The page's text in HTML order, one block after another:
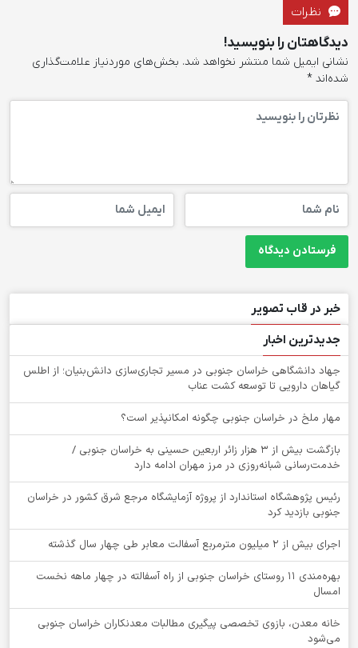
نظرات
دیدگاهتان را بنویسید!
نشانی ایمیل شما منتشر نخواهد شد. بخش‌های موردنیاز علامت‌گذاری
شده‌اند *
خبر در قاب تصویر
جدیدترین اخبار
جهاد دانشگاهی خراسان جنوبی در مسیر تجاری‌سازی دانش‌بنیان؛ از اطلس
گیاهان دارویی تا توسعه کشت عناب
‌مهار ملخ در خراسان جنوبی چگونه امکانپذیر است؟
بازگشت بیش از ۳ هزار زائر اربعین حسینی به خراسان جنوبی /
خدمت‌رسانی شبانه‌روزی در مرز مهران ادامه دارد
رئیس پژوهشگاه استاندارد از پروژه آزمایشگاه مرجع شرق کشور در خراسان
جنوبی بازدید کرد
اجرای بیش از ۲ میلیون مترمربع آسفالت معابر طی چهار سال گذشته
بهره‌مندی ۱۱ روستای خراسان جنوبی از راه آسفالته در چهار ماهه نخست
امسال
خانه معدن، بازوی تخصصی پیگیری مطالبات معدنکاران خراسان جنوبی
می‌شود